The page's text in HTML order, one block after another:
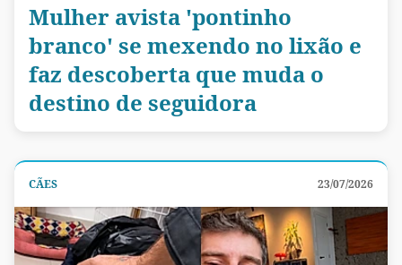
Mulher avista 'pontinho
branco' se mexendo no lixão e
faz descoberta que muda o
destino de seguidora
CÃES 23/07/2026